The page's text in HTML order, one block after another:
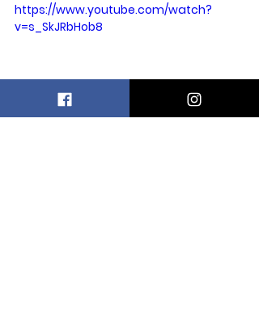
https://www.youtube.com/watch?
v=s_SkJRbHob8